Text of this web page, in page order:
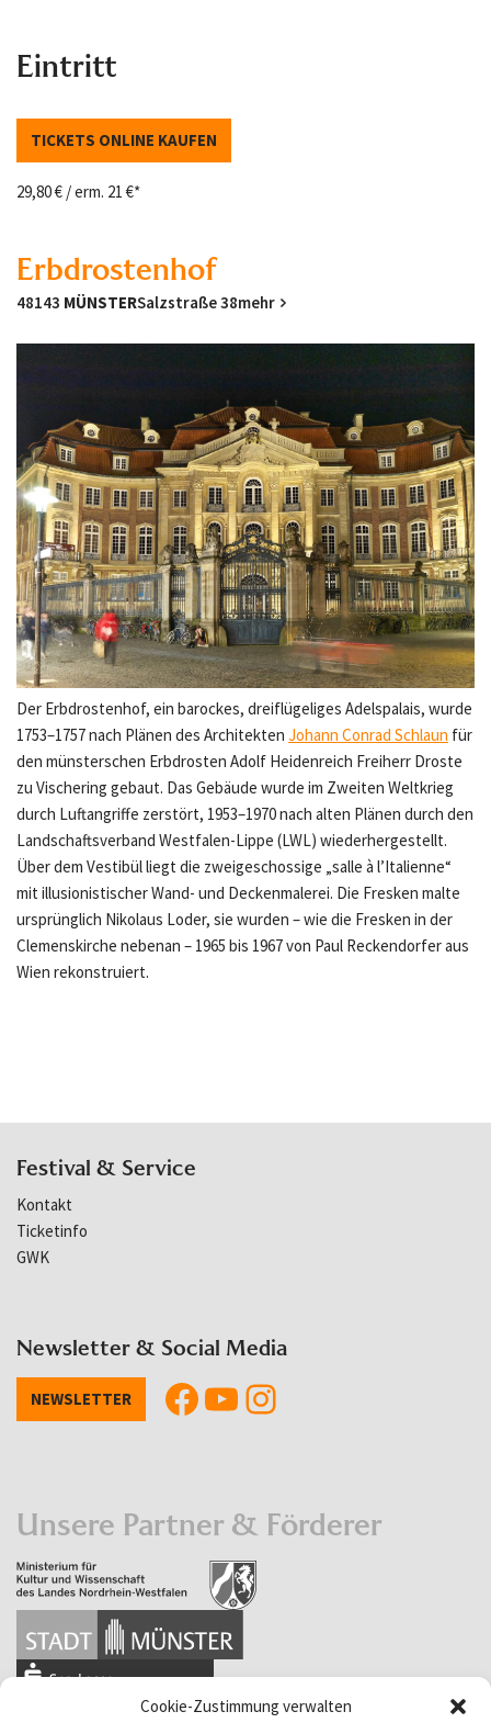
Cookie-Zustimmung verwalten
Eintritt
TICKETS ONLINE KAUFEN
29,80 € / erm. 21 €*
Erbdrostenhof
48143 MÜNSTERSalzstraße 38mehr
Der Erbdrostenhof, ein barockes, dreiflügeliges Adelspalais, wurde
1753–1757 nach Plänen des Architekten Johann Conrad Schlaun für
den münsterschen Erbdrosten Adolf Heidenreich Freiherr Droste
zu Vischering gebaut. Das Gebäude wurde im Zweiten Weltkrieg
durch Luftangriffe zerstört, 1953–1970 nach alten Plänen durch den
Landschaftsverband Westfalen-Lippe (LWL) wiederhergestellt.
Über dem Vestibül liegt die zweigeschossige „salle à l’Italienne“
mit illusionistischer Wand- und Deckenmalerei. Die Fresken malte
ursprünglich Nikolaus Loder, sie wurden – wie die Fresken in der
Clemenskirche nebenan – 1965 bis 1967 von Paul Reckendorfer aus
Wien rekonstruiert.
Festival & Service
Kontakt
Ticketinfo
GWK
Newsletter & Social Media
NEWSLETTER
Unsere Partner & Förderer